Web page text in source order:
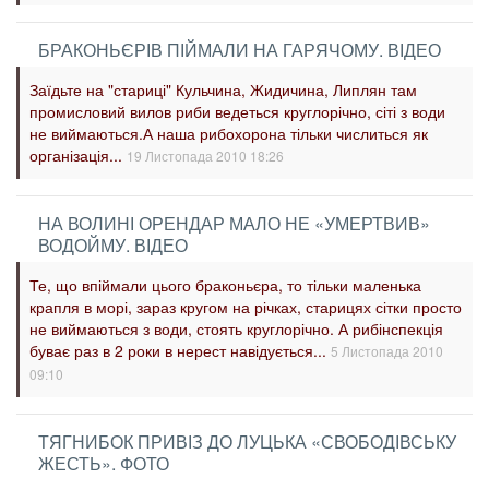
БРАКОНЬЄРІВ ПІЙМАЛИ НА ГАРЯЧОМУ. ВІДЕО
Заїдьте на "стариці" Кульчина, Жидичина, Липлян там
промисловий вилов риби ведеться круглорічно, сіті з води
не виймаються.А наша рибохорона тільки числиться як
організація... 19 Листопада 2010 18:26
НА ВОЛИНІ ОРЕНДАР МАЛО НЕ «УМЕРТВИВ»
ВОДОЙМУ. ВІДЕО
Те, що впіймали цього браконьєра, то тільки маленька
крапля в морі, зараз кругом на річках, старицях сітки просто
не виймаються з води, стоять круглорічно. А рибінспекція
буває раз в 2 роки в нерест навідується... 5 Листопада 2010
09:10
ТЯГНИБОК ПРИВІЗ ДО ЛУЦЬКА «СВОБОДІВСЬКУ
ЖЕСТЬ». ФОТО